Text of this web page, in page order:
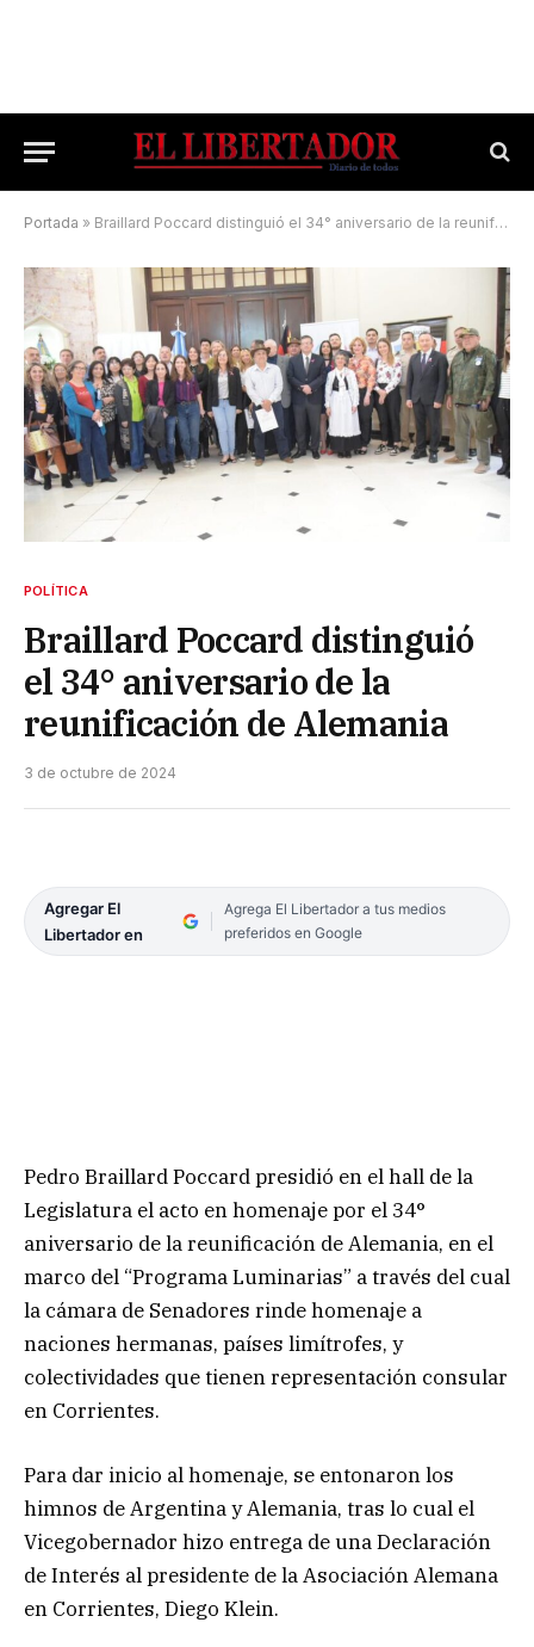
Portada » Braillard Poccard distinguió el 34° aniversario de la reunificación de Alemania
POLÍTICA
Braillard Poccard distinguió
el 34° aniversario de la
reunificación de Alemania
3 de octubre de 2024
Agregar El
Libertador en
Agrega El Libertador a tus medios
preferidos en Google
Pedro Braillard Poccard presidió en el hall de la
Legislatura el acto en homenaje por el 34°
aniversario de la reunificación de Alemania, en el
marco del “Programa Luminarias” a través del cual
la cámara de Senadores rinde homenaje a
naciones hermanas, países limítrofes, y
colectividades que tienen representación consular
en Corrientes.
Para dar inicio al homenaje, se entonaron los
himnos de Argentina y Alemania, tras lo cual el
Vicegobernador hizo entrega de una Declaración
de Interés al presidente de la Asociación Alemana
en Corrientes, Diego Klein.